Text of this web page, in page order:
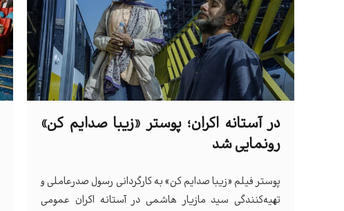
در آستانه اکران؛ پوستر «زیبا صدایم کن»
رونمایی شد
پوستر فیلم «زیبا صدایم کن» به کارگردانی رسول صدرعاملی و
تهیه‌کنندگی سید مازیار هاشمی در آستانه اکران عمومی